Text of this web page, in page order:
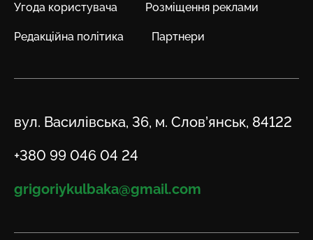
Угода користувача Розміщення реклами
Редакційна політика Партнери
Адреса
вул. Василівська, 36, м. Слов’янськ, 84122
Телефон
+380 99 046 04 24
Email
grigoriykulbaka@gmail.com